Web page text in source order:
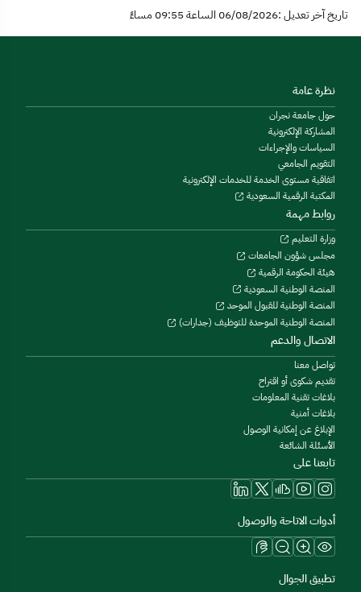
تاريخ آخر تعديل :06/08/2026 الساعة 09:55 مساءً
نظرة عامة
حول جامعة نجران
المشاركة الإلكترونية
السياسات والإجراءات
التقويم الجامعي
اتفاقية مستوى الخدمة للخدمات الإلكترونية
المكتبة الرقمية السعودية
روابط مهمة
وزارة التعليم
مجلس شؤون الجامعات
هيئة الحكومة الرقمية
المنصة الوطنية السعودية
المنصة الوطنية للقبول الموحد
المنصة الوطنية الموحدة للتوظيف (جدارات)
الاتصال والدعم
تواصل معنا
تقديم شكوى أو اقتراح
بلاغات تقنية المعلومات
بلاغات أمنية
الإبلاغ عن إمكانية الوصول
الأسئلة الشائعة
تابعنا على
أدوات الاتاحة والوصول
تطبيق الجوال